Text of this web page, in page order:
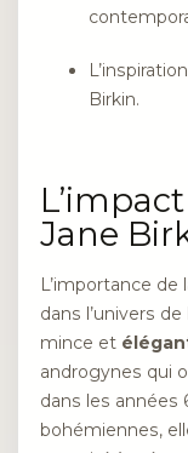
Birkin.
Jane
L’importance
dans l’univers
mince et
androgynes qui
dans les années
bohémiennes,